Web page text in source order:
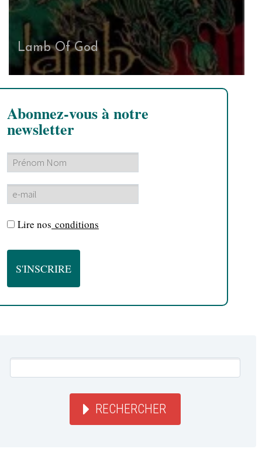
Lamb Of God
Abonnez-vous à notre
newsletter
Lire nos conditions
RECHERCHER